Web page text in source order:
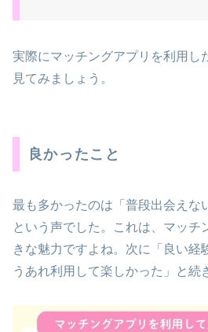
実際にマッチングアプリを利用し
見てみましょう。
良かったこと
最も多かったのは「普段出会えな
という声でした。これは、マッチ
きな魅力ですよね。次に「良い経
うあれ利用して楽しかった」と続